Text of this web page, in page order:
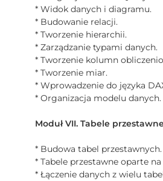
* Widok danych i diagramu.
* Budowanie relacji.
* Tworzenie hierarchii.
* Zarządzanie typami danych.
* Tworzenie kolumn
* Tworzenie miar.
* Wprowadzenie do języka
* Organizacja modelu danych.
Moduł VII. Tabele
* Budowa tabel przestawnych.
* Tabele przestawne oparte
* Łączenie danych z wielu